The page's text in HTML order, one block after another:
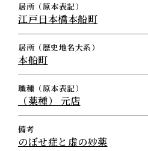
居所（原本表記）
江戸日本橋本船町
居所（歴史地名大系）
本船町
職種（原本表記）
（薬種） 元店
備考
のぼせ症と虚の妙薬